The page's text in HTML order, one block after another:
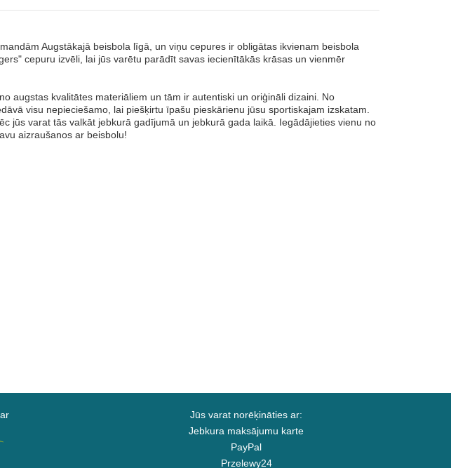
Augstākajā beisbola līgā, un viņu cepures ir obligātas ikvienam beisbola
cepuru izvēli, lai jūs varētu parādīt savas iecienītākās krāsas un vienmēr
augstas kvalitātes materiāliem un tām ir autentiski un oriģināli dizaini. No
visu nepieciešamo, lai piešķirtu īpašu pieskārienu jūsu sportiskajam izskatam.
jūs varat tās valkāt jebkurā gadījumā un jebkurā gada laikā. Iegādājieties vienu no
aizraušanos ar beisbolu!
Jūs varat norēķināties ar:
Jebkura maksājumu karte
PayPal
Przelewy24